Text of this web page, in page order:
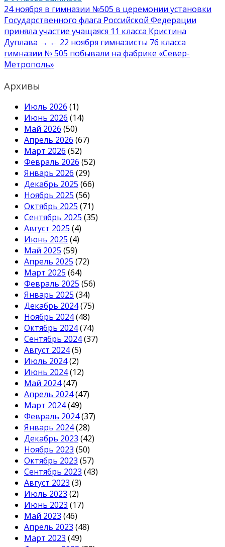
Навигация
по
записям
24 ноября в гимназии №505 в церемонии установки
Государственного флага Российской Федерации
приняла участие учащаяся 11 класса Кристина
Дуплава → ← 22 ноября гимназисты 7б класса
гимназии № 505 побывали на фабрике «Север-
Метрополь»
Архивы
Июль 2026 (1)
Июнь 2026 (14)
Май 2026 (50)
Апрель 2026 (67)
Март 2026 (52)
Февраль 2026 (52)
Январь 2026 (29)
Декабрь 2025 (66)
Ноябрь 2025 (56)
Октябрь 2025 (71)
Сентябрь 2025 (35)
Август 2025 (4)
Июнь 2025 (4)
Май 2025 (59)
Апрель 2025 (72)
Март 2025 (64)
Февраль 2025 (56)
Январь 2025 (34)
Декабрь 2024(75)
Ноябрь 2024(48)
Октябрь 2024(74)
Сентябрь 2024(37)
Август 2024(5)
Июль 2024(2)
Июнь 2024(12)
Май 2024(47)
Апрель 2024(47)
Март 2024(49)
Февраль 2024(37)
Январь 2024(28)
Декабрь 2023 (42)
Ноябрь 2023 (50)
Октябрь 2023 (57)
Сентябрь 2023 (43)
Август 2023 (3)
Июль 2023 (2)
Июнь 2023 (17)
Май 2023 (46)
Апрель 2023 (48)
Март 2023 (49)